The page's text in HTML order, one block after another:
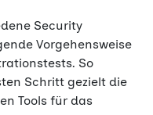
Security
Vorgehensweise
So
Schritt gezielt die
Tools für das